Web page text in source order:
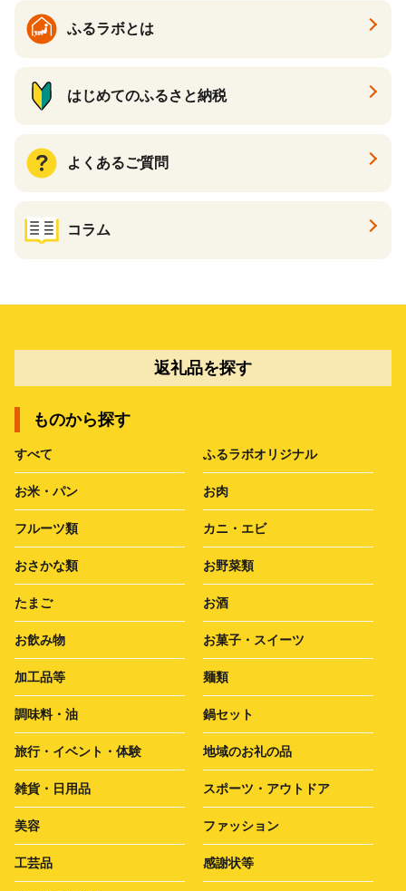
ふるラボとは
はじめてのふるさと納税
よくあるご質問
コラム
返礼品を探す
ものから探す
すべて ふるラボオリジナル
お米・パン お肉
フルーツ類 カニ・エビ
おさかな類 お野菜類
たまご お酒
お飲み物 お菓子・スイーツ
加工品等 麺類
調味料・油 鍋セット
旅行・イベント・体験 地域のお礼の品
雑貨・日用品 スポーツ・アウトドア
美容 ファッション
工芸品 感謝状等